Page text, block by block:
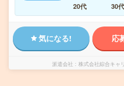
20代
30代
気になる! 応
派遣会社 株式会社綜合キャ